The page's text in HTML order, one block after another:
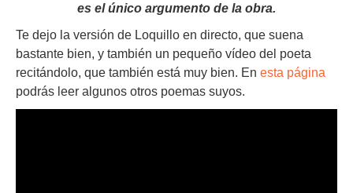
es el único argumento de la obra.
Te dejo la versión de Loquillo en directo, que suena
bastante bien, y también un pequeño vídeo del poeta
recitándolo, que también está muy bien. En esta página
podrás leer algunos otros poemas suyos.